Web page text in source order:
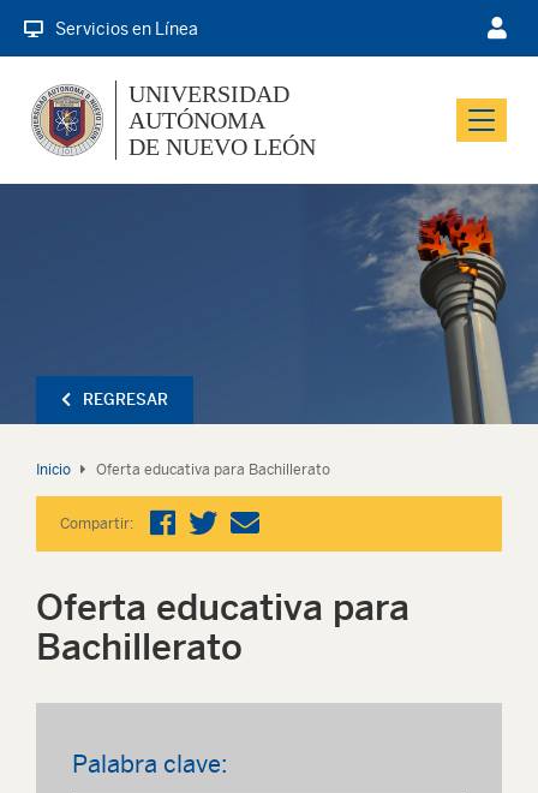
Servicios en Línea
Menu
UNIVERSIDAD
AUTÓNOMA
DE NUEVO LEÓN
REGRESAR
Inicio Oferta educativa para Bachillerato
Compartir:
Oferta educativa para
Bachillerato
Palabra clave: